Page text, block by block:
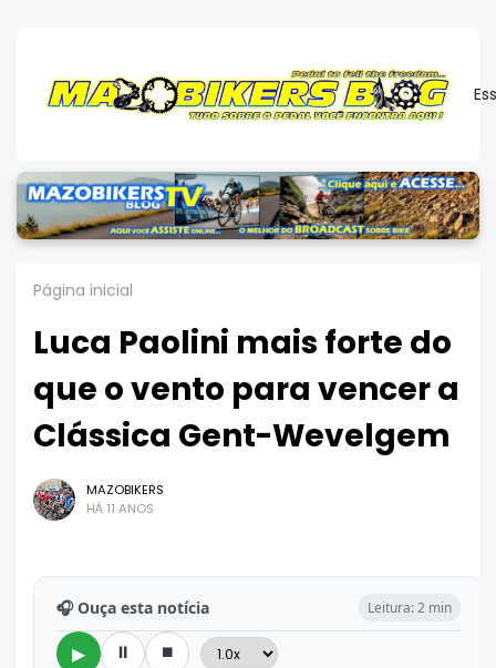
Página inicial
Luca Paolini mais forte do
que o vento para vencer a
Clássica Gent-Wevelgem
MAZOBIKERS
HÁ 11 ANOS
🎧 Ouça esta notícia Leitura: 2 min
▶ ⏸ ⏹